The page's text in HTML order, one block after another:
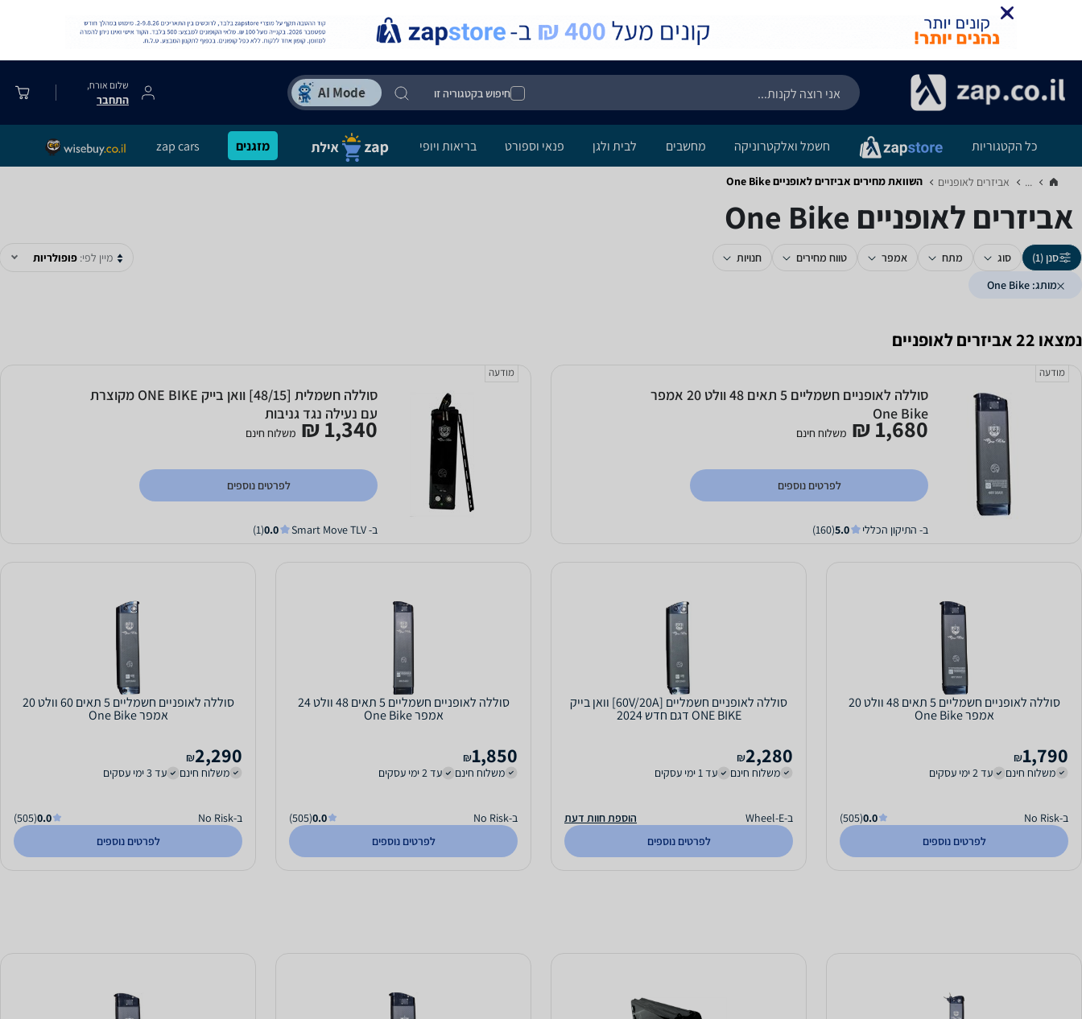
חיפוש בקטגוריה זו
שלום אורח,
התחבר
כל הקטגוריות חשמל ואלקטרוניקה מחשבים לבית ולגן פנאי וספורט בריאות ויופי מזגנים zap cars
... אביזרים לאופניים‏ השוואת מחירים אביזרים לאופניים ‏One Bike
אביזרים לאופניים ‏One Bike
סנן (1) סוג מתח אמפר טווח מחירים
חנויות
מותג: One Bike
מיין לפי: פופולריות
נמצאו 22 אביזרים לאופניים
מודעה
סוללה לאופניים חשמליים 5 תאים 48 וולט 20 אמפר
One Bike
1,680 ₪ משלוח חינם
לפרטים נוספים
ב- התיקון הכללי 5.0
(160)
מודעה
סוללה חשמלית [48/15] וואן בייק ONE BIKE מקוצרת
עם נעילה נגד גניבות
1,340 ₪ משלוח חינם
לפרטים נוספים
ב- Smart Move TLV 0.0
(1)
סוללה לאופניים חשמליים 5 תאים 48 וולט 20
אמפר One Bike
1,790
₪
משלוח חינם
עד 2 ימי עסקים
ב-No Risk 0.0
(505)
לפרטים נוספים
סוללה לאופניים חשמליים [60V/20A] וואן בייק
ONE BIKE דגם חדש 2024
2,280
₪
משלוח חינם
עד 1 ימי עסקים
ב-Wheel-E
הוספת חוות דעת
לפרטים נוספים
סוללה לאופניים חשמליים 5 תאים 48 וולט 24
אמפר One Bike
1,850
₪
משלוח חינם
עד 2 ימי עסקים
ב-No Risk 0.0
(505)
לפרטים נוספים
סוללה לאופניים חשמליים 5 תאים 60 וולט 20
אמפר One Bike
2,290
₪
משלוח חינם
עד 3 ימי עסקים
ב-No Risk 0.0
(505)
לפרטים נוספים